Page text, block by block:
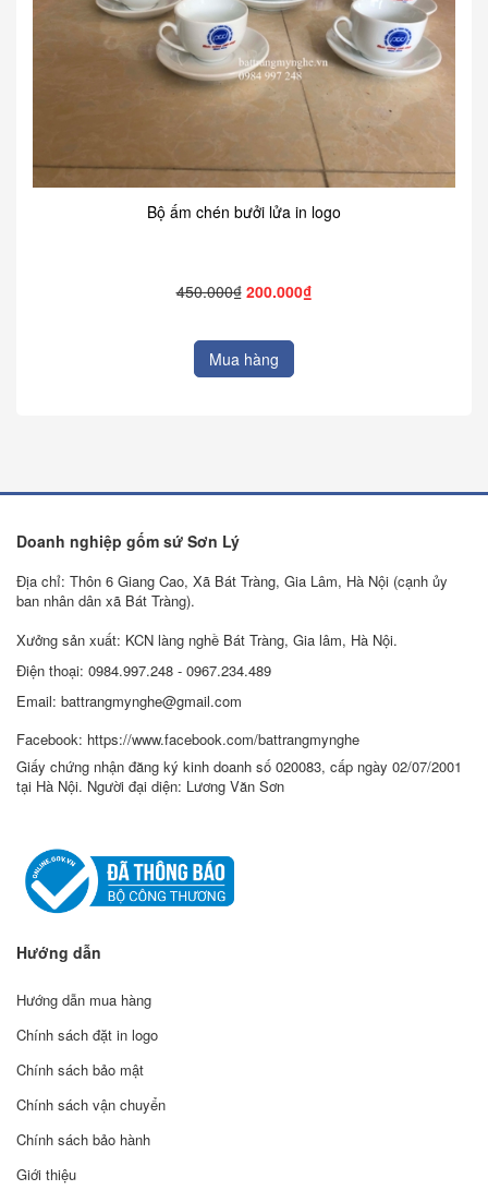
Bộ ấm chén bưởi lửa in logo
450.000₫ 200.000₫
Mua hàng
Doanh nghiệp gốm sứ Sơn Lý
Địa chỉ: Thôn 6 Giang Cao, Xã Bát Tràng, Gia Lâm, Hà Nội (cạnh ủy
ban nhân dân xã Bát Tràng).
Xưởng sản xuất: KCN làng nghề Bát Tràng, Gia lâm, Hà Nội.
Điện thoại: 0984.997.248 - 0967.234.489
Email: battrangmynghe@gmail.com
Facebook: https://www.facebook.com/battrangmynghe
Giấy chứng nhận đăng ký kinh doanh số 020083, cấp ngày 02/07/2001
tại Hà Nội. Người đại diện: Lương Văn Sơn
Hướng dẫn
Hướng dẫn mua hàng
Chính sách đặt in logo
Chính sách bảo mật
Chính sách vận chuyển
Chính sách bảo hành
Giới thiệu